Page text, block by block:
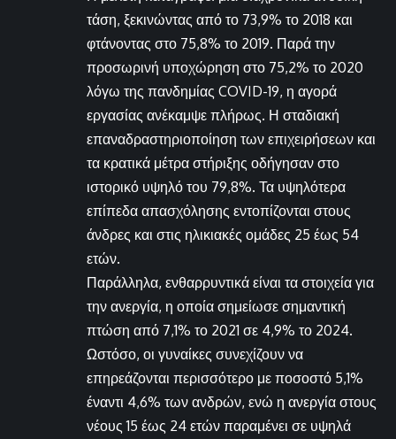
τάση, ξεκινώντας από το 73,9% το 2018 και
φτάνοντας στο 75,8% το 2019. Παρά την
προσωρινή υποχώρηση στο 75,2% το 2020
λόγω της πανδημίας COVID-19, η αγορά
εργασίας ανέκαμψε πλήρως. Η σταδιακή
επαναδραστηριοποίηση των επιχειρήσεων και
τα κρατικά μέτρα στήριξης οδήγησαν στο
ιστορικό υψηλό του 79,8%. Τα υψηλότερα
επίπεδα απασχόλησης εντοπίζονται στους
άνδρες και στις ηλικιακές ομάδες 25 έως 54
ετών.
Παράλληλα, ενθαρρυντικά είναι τα στοιχεία για
την ανεργία, η οποία σημείωσε σημαντική
πτώση από 7,1% το 2021 σε 4,9% το 2024.
Ωστόσο, οι γυναίκες συνεχίζουν να
επηρεάζονται περισσότερο με ποσοστό 5,1%
έναντι 4,6% των ανδρών, ενώ η ανεργία στους
νέους 15 έως 24 ετών παραμένει σε υψηλά